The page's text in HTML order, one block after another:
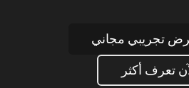
تجريبي مجاني
تعرف أكثر